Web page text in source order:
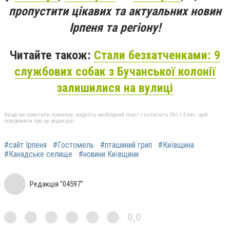
пропустити цікавих та актуальних новин
Ірпеня та регіону!
Читайте також: Стали безхатченками: 9
службових собак з Бучанської колонії
залишилися на вулиці
Якщо ви помітили помилку, виділіть необхідний текст і натисніть Ctrl + Enter, щоб
повідомити про це редакцію
#сайт Ірпеня #Гостомель #пташиний грип
#Київщина
#Канадське селище
#новини Київщини
Редакція "04597"
0,0